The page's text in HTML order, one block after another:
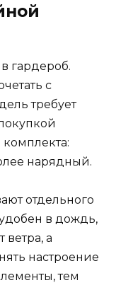
гардероб.
с
требует
нарядный.
отдельного
в дождь,
а
настроение
тем